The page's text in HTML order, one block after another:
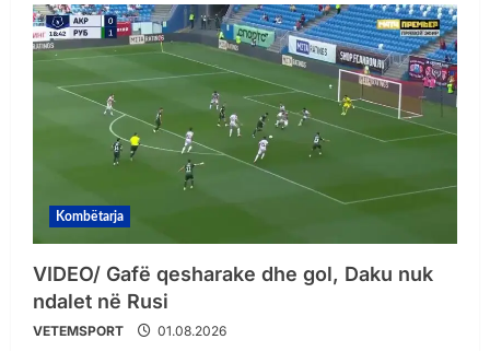
Kombëtarja
VIDEO/ Gafë qesharake dhe gol, Daku nuk
ndalet në Rusi
VETEMSPORT 01.08.2026